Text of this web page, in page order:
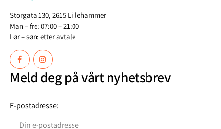
Storgata 130, 2615 Lillehammer
Man – fre: 07:00 – 21:00
Lør – søn: etter avtale
Meld deg på vårt nyhetsbrev
E-postadresse: